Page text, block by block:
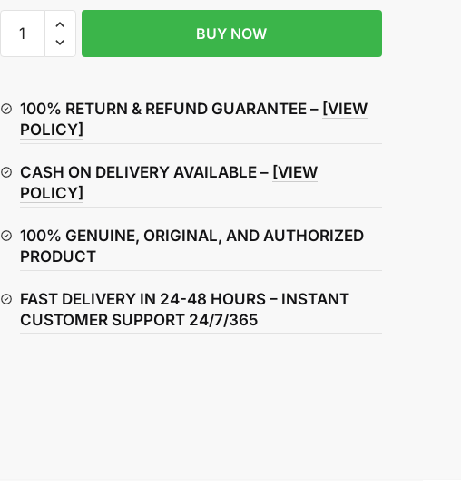
Front
Suzuki
Samurai
quantity
BUY NOW
100% RETURN & REFUND GUARANTEE – [VIEW
POLICY]
CASH ON DELIVERY AVAILABLE – [VIEW
POLICY]
100% GENUINE, ORIGINAL, AND AUTHORIZED
PRODUCT
FAST DELIVERY IN 24-48 HOURS – INSTANT
CUSTOMER SUPPORT 24/7/365